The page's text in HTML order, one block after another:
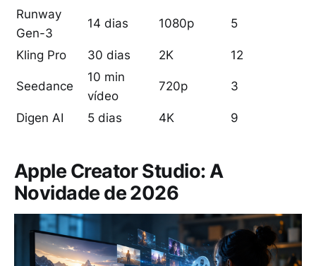
Runway
Gen-3
14 dias 1080p 5
Kling Pro 30 dias 2K 12
Seedance
10 min
vídeo
720p 3
Digen AI 5 dias 4K 9
Apple Creator Studio: A
Novidade de 2026